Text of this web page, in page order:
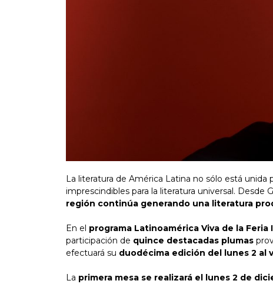
La literatura de América Latina no sólo está
imprescindibles para la literatura universal. Desde
región continúa generando una literatura
En el programa Latinoamérica Viva de la
participación de quince destacadas plumas
efectuará su duodécima edición del lunes 2 al
La primera mesa se realizará el lunes 2 de